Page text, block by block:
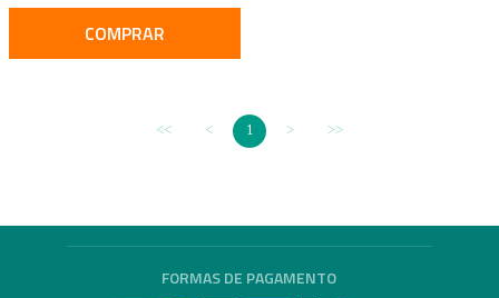
COMPRAR
1
FORMAS DE PAGAMENTO